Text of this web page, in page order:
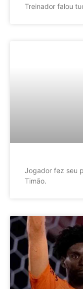
Treinador falou
Jogador fez seu
Timão.